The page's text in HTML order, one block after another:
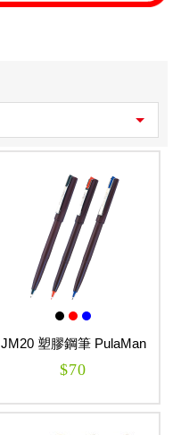
JM20 塑膠鋼筆 PulaMan
$70